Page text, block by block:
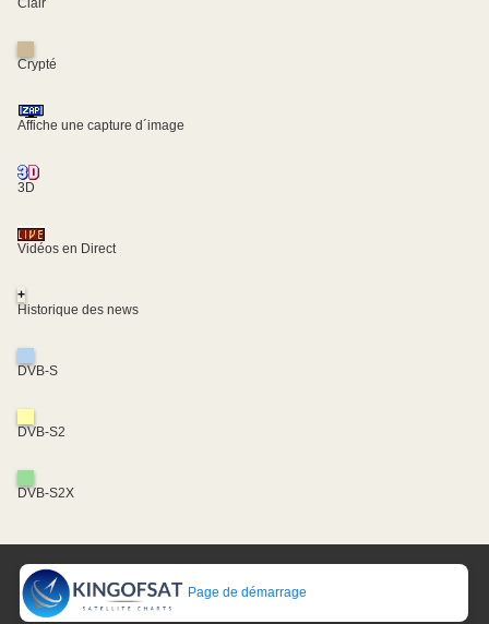
Clair
Crypté
Affiche une capture d´image
3D
Vidéos en Direct
+
Historique des news
DVB-S
DVB-S2
DVB-S2X
Page de démarrage